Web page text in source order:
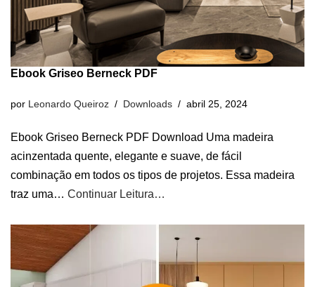
Ebook Griseo Berneck PDF
por Leonardo Queiroz Downloads abril 25, 2024
Ebook Griseo Berneck PDF Download Uma madeira
acinzentada quente, elegante e suave, de fácil
combinação em todos os tipos de projetos. Essa madeira
traz uma… Continuar Leitura…